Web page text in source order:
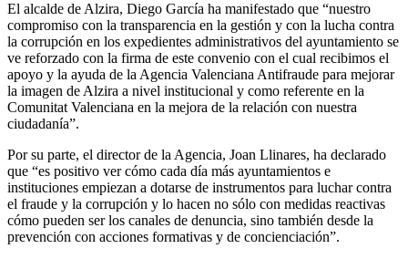
El alcalde de Alzira, Diego García ha manifestado que “nuestro
compromiso con la transparencia en la gestión y con la lucha contra
la corrupción en los expedientes administrativos del ayuntamiento se
ve reforzado con la firma de este convenio con el cual recibimos el
apoyo y la ayuda de la Agencia Valenciana Antifraude para mejorar
la imagen de Alzira a nivel institucional y como referente en la
Comunitat Valenciana en la mejora de la relación con nuestra
ciudadanía”.
Por su parte, el director de la Agencia, Joan Llinares, ha declarado
que “es positivo ver cómo cada día más ayuntamientos e
instituciones empiezan a dotarse de instrumentos para luchar contra
el fraude y la corrupción y lo hacen no sólo con medidas reactivas
cómo pueden ser los canales de denuncia, sino también desde la
prevención con acciones formativas y de concienciación”.